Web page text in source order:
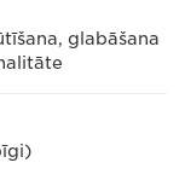
glabāšana